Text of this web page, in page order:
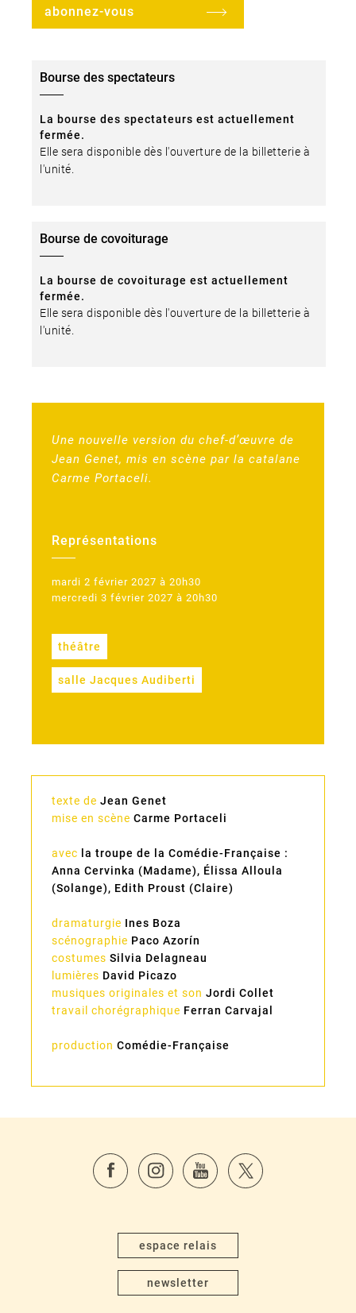
Une nouvelle version du chef-d’œuvre de
Jean Genet, mis en scène par la catalane
Carme Portaceli.
Représentations
mardi 2 février 2027 à 20h30
mercredi 3 février 2027 à 20h30
théâtre
salle Jacques Audiberti
texte de Jean Genet
mise en scène Carme Portaceli
avec
la troupe de la Comédie-Française :
Anna Cervinka (Madame), Élissa Alloula
(Solange), Edith Proust (Claire)
dramaturgie Ines Boza
scénographie Paco Azorín
costumes Silvia Delagneau
lumières David Picazo
musiques originales et son Jordi Collet
travail chorégraphique Ferran Carvajal
production Comédie-Française
abonnez-vous
Bourse des spectateurs
La bourse des spectateurs est actuellement
fermée.
Elle sera disponible dès l'ouverture de la billetterie à
l'unité.
Bourse de covoiturage
La bourse de covoiturage est actuellement
fermée.
Elle sera disponible dès l'ouverture de la billetterie à
l'unité.
espace relais
newsletter